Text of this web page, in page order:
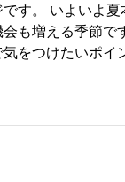
す。 いよいよ夏
も増える季節で
をつけたいポイ